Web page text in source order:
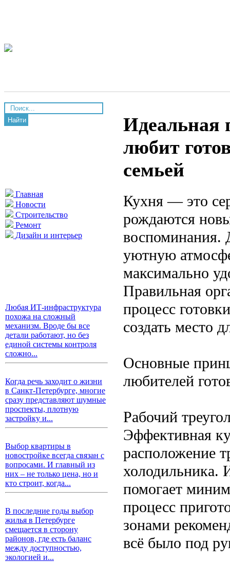
Найти
Главная
Новости
Строительство
Ремонт
Дизайн и интерьер
Любая ИТ-инфраструктура
похожа на сложный
механизм. Вроде бы все
детали работают, но без
единой системы контроля
сложно...
Когда речь заходит о жизни
в Санкт-Петербурге, многие
сразу представляют шумные
проспекты, плотную
застройку и...
Выбор квартиры в
новостройке всегда связан с
вопросами. И главный из
них – не только цена, но и
кто строит, когда...
В последние годы выбор
жилья в Петербурге
смещается в сторону
районов, где есть баланс
между доступностью,
экологией и...
Идеальная
любит
семьей
Кухня — это
рождаются
воспоминания.
уютную
максимально
Правильная
процесс
создать место
Основные
любителей
Рабочий
Эффективная
расположение
холодильника.
помогает
процесс
зонами
всё было под